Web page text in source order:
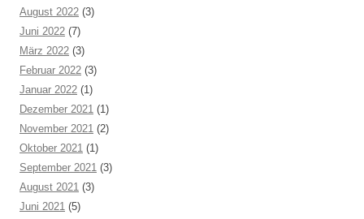
August 2022 (3)
Juni 2022 (7)
März 2022 (3)
Februar 2022 (3)
Januar 2022 (1)
Dezember 2021 (1)
November 2021 (2)
Oktober 2021 (1)
September 2021 (3)
August 2021 (3)
Juni 2021 (5)